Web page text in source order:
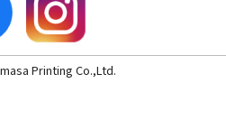
Printing Co.,Ltd.